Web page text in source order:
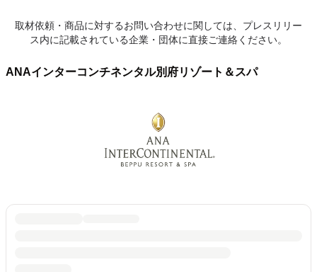
取材依頼・商品に対するお問い合わせに関しては、プレスリリー
ス内に記載されている企業・団体に直接ご連絡ください。
ANAインターコンチネンタル別府リゾート＆スパ